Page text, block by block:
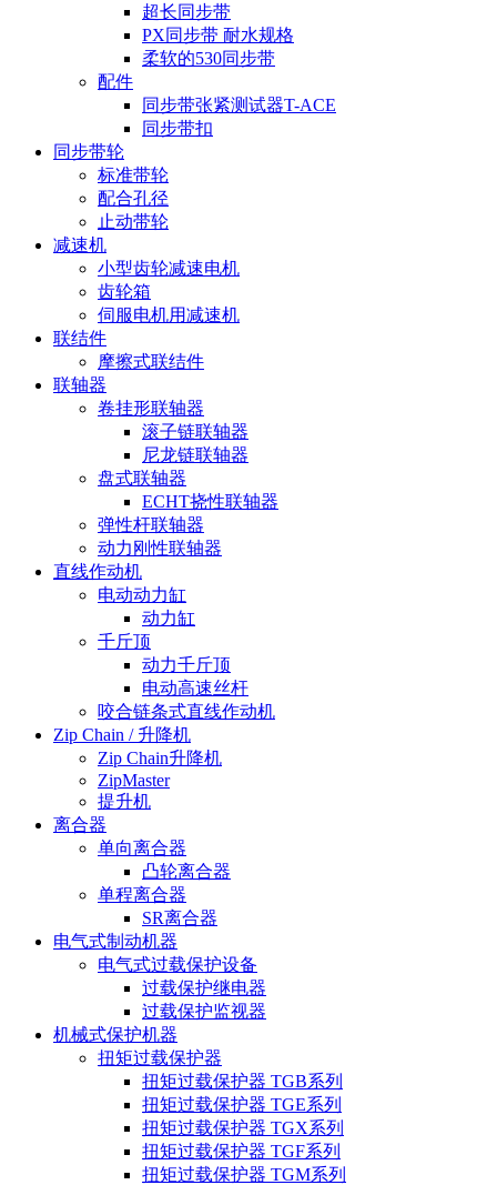
超长同步带
PX同步带 耐水规格
柔软的530同步带
配件
同步带张紧测试器T-ACE
同步带扣
同步带轮
标准带轮
配合孔径
止动带轮
减速机
小型齿轮减速电机
齿轮箱
伺服电机用减速机
联结件
摩擦式联结件
联轴器
卷挂形联轴器
滚子链联轴器
尼龙链联轴器
盘式联轴器
ECHT挠性联轴器
弹性杆联轴器
动力刚性联轴器
直线作动机
电动动力缸
动力缸
千斤顶
动力千斤顶
电动高速丝杆
咬合链条式直线作动机
Zip Chain / 升降机
Zip Chain升降机
ZipMaster
提升机
离合器
单向离合器
凸轮离合器
单程离合器
SR离合器
电气式制动机器
电气式过载保护设备
过载保护继电器
过载保护监视器
机械式保护机器
扭矩过载保护器
扭矩过载保护器 TGB系列
扭矩过载保护器 TGE系列
扭矩过载保护器 TGX系列
扭矩过载保护器 TGF系列
扭矩过载保护器 TGM系列